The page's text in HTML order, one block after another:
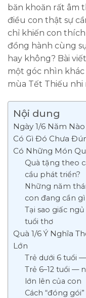
băn khoăn rất âm
điều con thật sự
chỉ khiến con
đồng hành cùng
hay không? Bài
một góc nhìn
mùa Tết Thiếu nhi
Nội dung
Ngày 1/6 Năm
Có Gì Đó Chưa
Có Những Món
Quà tặng theo
cầu phát triển?
Những năm
con đang cần
Tại sao giấc
tuổi thơ
Quà 1/6 Ý Nghĩa
Lớn
Trẻ dưới 6 tuổi
Trẻ 6–12 tuổi —
lớn lên của con
Cách “đóng